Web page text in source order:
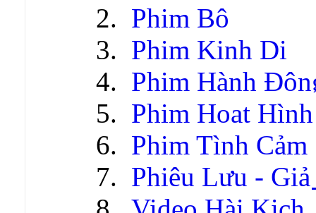
Phim Bộ
Phim Kinh Dị
Phim Hành
Phim Hoạt Hình
Phim Tình Cảm
Phiêu Lưu -